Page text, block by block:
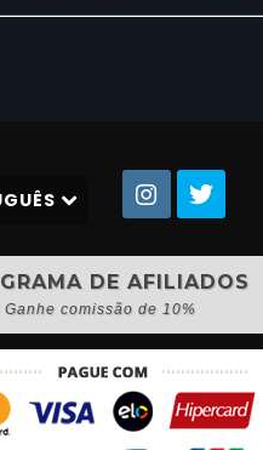
DE AFILIADOS
Ganhe comissão de 10%